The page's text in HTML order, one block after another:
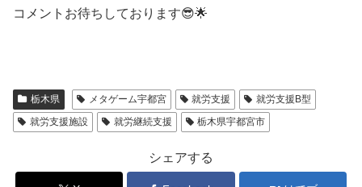
コメントお待ちしております😎🌟
栃木県 メタゲーム宇都宮 就労支援
就労支援B型
就労支援施設
就労継続支援 栃木県宇都宮市
シェアする